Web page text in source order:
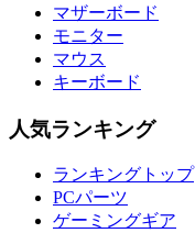
マザーボード
モニター
マウス
キーボード
人気ランキング
ランキングトップ
PCパーツ
ゲーミングギア